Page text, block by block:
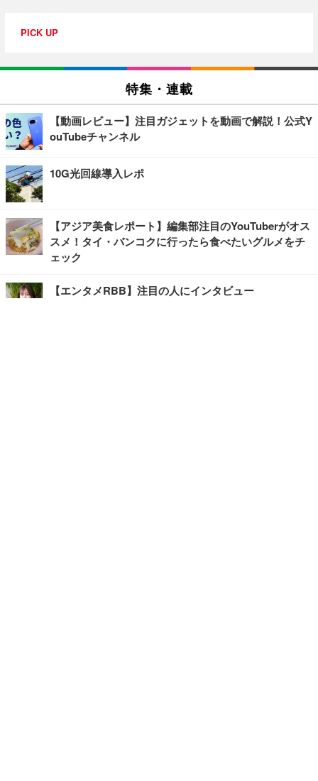
PICK UP
特集・連載
【動画レビュー】注目ガジェットを動画で解説！公式Y
ouTubeチャンネル
10G光回線導入レポ
【アジア美食レポート】編集部注目のYouTuberがオス
スメ！タイ・バンコクに行ったら食べたいグルメをチ
ェック
【エンタメRBB】注目の人にインタビュー